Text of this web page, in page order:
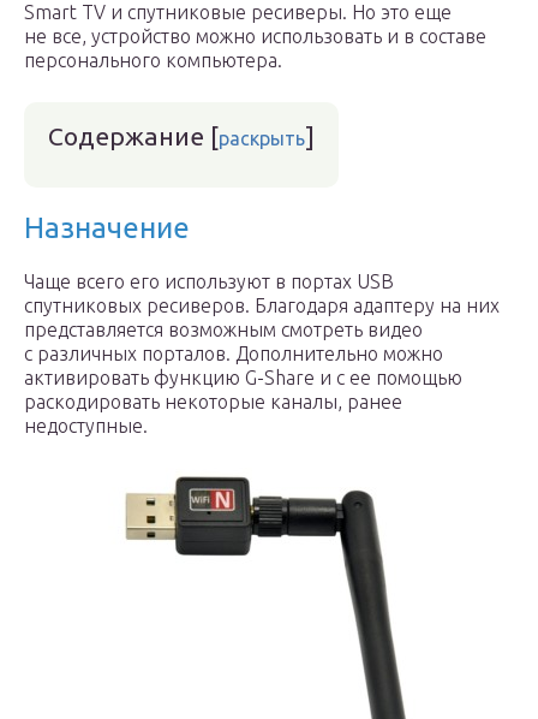
Smart TV и спутниковые ресиверы. Но это еще
не все, устройство можно использовать и в составе
персонального компьютера.
Содержание [раскрыть]
Назначение
Чаще всего его используют в портах USB
спутниковых ресиверов. Благодаря адаптеру на них
представляется возможным смотреть видео
с различных порталов. Дополнительно можно
активировать функцию G-Share и с ее помощью
раскодировать некоторые каналы, ранее
недоступные.